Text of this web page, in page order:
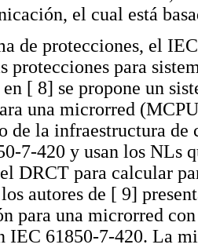
el cual está
de protecciones, el
protecciones para
[ 8] se propone un
una microrred
de la infraestructura
7-420 y usan los NLs
DRCT para calcular
autores de [ 9]
para una microrred
IEC 61850-7-420. La